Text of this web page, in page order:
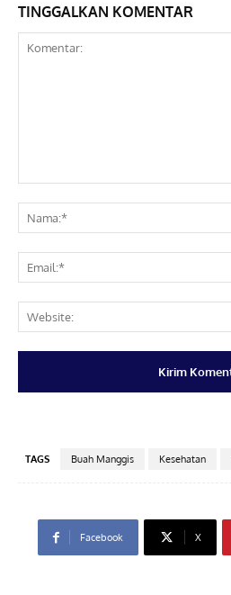
TINGGALKAN KOMENTAR
TAGS Buah Manggis Kesehatan
Facebook X